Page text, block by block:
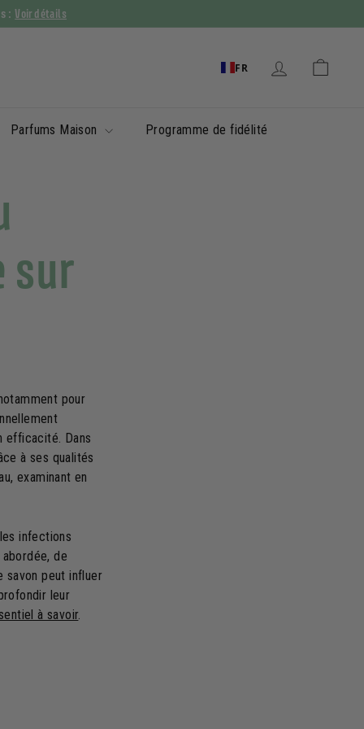
: Voir détails
FR
Parfums Maison Programme de fidélité
sur
pour
efficacité. Dans
à ses qualités
examinant en
infections
de
savon peut influer
leur
à savoir.